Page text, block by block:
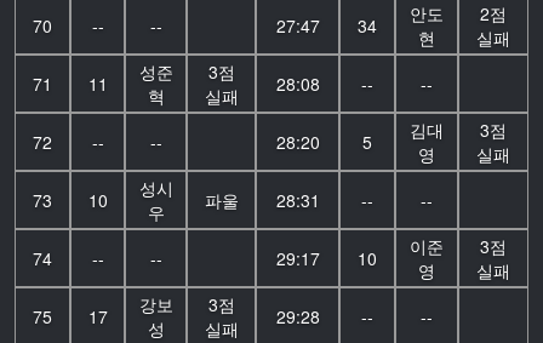
70 -- -- 27:47 34
안도
현
2점
실패
71
11
성준
혁
3점
실패
28:08 -- --
72 -- -- 28:20 5
김대
영
3점
실패
73
10
성시
우
파울 28:31 -- --
74 -- -- 29:17 10
이준
영
3점
실패
75
17
강보
성
3점
실패
29:28 -- --